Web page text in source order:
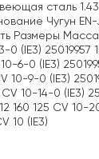
сталь
Чугун
Масса
(IE3) 25019957
6-0 (IE3)
10-9-0 (IE3)
10-14-0 (IE3)
160 125 CV 10-
10 (IE3)